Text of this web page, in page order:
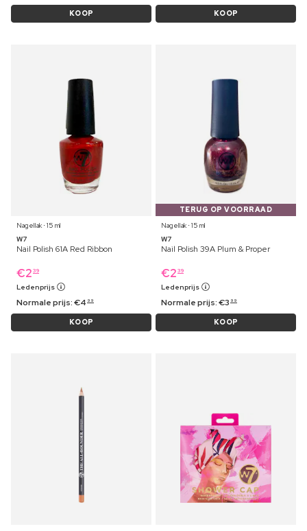
KOOP KOOP
Nagellak ⋅ 15 ml
W7
Nail Polish 61A Red Ribbon
€2 39
Ledenprijs
Normale prijs:€4 99
KOOP
TERUG OP VOORRAAD
Nagellak ⋅ 15 ml
W7
Nail Polish 39A Plum & Proper
€2 39
Ledenprijs
Normale prijs:€3 99
KOOP